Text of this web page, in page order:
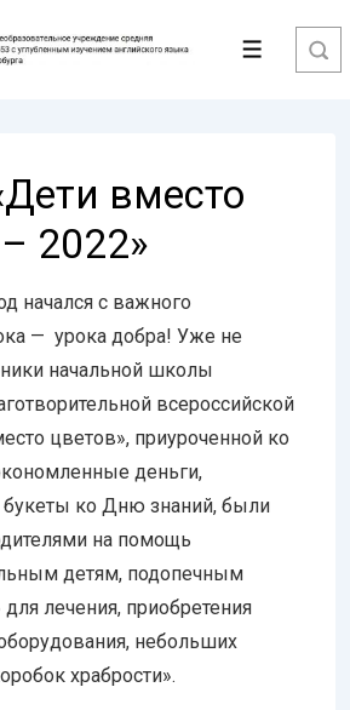
Меню
вместо
2022»
начался с важного
— урока добра! Уже не
начальной школы
всероссийской
цветов», приуроченной ко
деньги,
ко Дню знаний, были
на помощь
детям, подопечным
лечения, приобретения
небольших
храбрости».